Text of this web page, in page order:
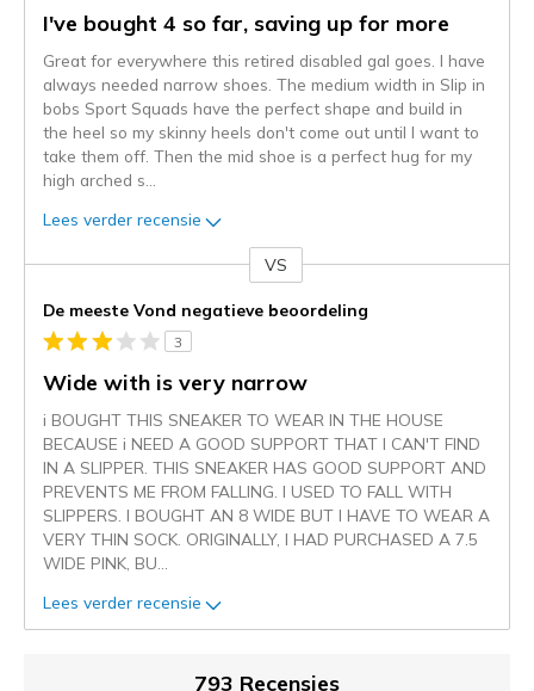
I've bought 4 so far, saving up for more
Great for everywhere this retired disabled gal goes. I have
always needed narrow shoes. The medium width in Slip in
bobs Sport Squads have the perfect shape and build in
the heel so my skinny heels don't come out until I want to
take them off. Then the mid shoe is a perfect hug for my
high arched s
Lees verder recensie
content
wordt
momenteel
gemigreerd
de
niejee
page_id.
kunt
de
van
je
VS
De meeste Vond negatieve beoordeling
3
Wide with is very narrow
i BOUGHT THIS SNEAKER TO WEAR IN THE HOUSE
BECAUSE i NEED A GOOD SUPPORT THAT I CAN'T FIND
IN A SLIPPER. THIS SNEAKER HAS GOOD SUPPORT AND
PREVENTS ME FROM FALLING. I USED TO FALL WITH
SLIPPERS. I BOUGHT AN 8 WIDE BUT I HAVE TO WEAR A
VERY THIN SOCK. ORIGINALLY, I HAD PURCHASED A 7.5
WIDE PINK, BU
Lees verder recensie
793 Recensies